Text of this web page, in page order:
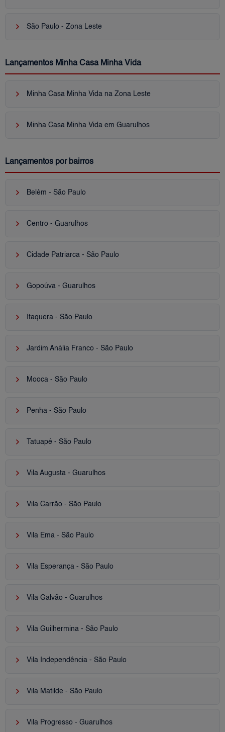
keyboard_arrow_right São Paulo - Zona Leste
Lançamentos Minha Casa Minha Vida
keyboard_arrow_right Minha Casa Minha Vida na Zona Leste
keyboard_arrow_right Minha Casa Minha Vida em Guarulhos
Lançamentos por bairros
keyboard_arrow_right Belém - São Paulo
keyboard_arrow_right Centro - Guarulhos
keyboard_arrow_right Cidade Patriarca - São Paulo
keyboard_arrow_right Gopoúva - Guarulhos
keyboard_arrow_right Itaquera - São Paulo
keyboard_arrow_right Jardim Anália Franco - São Paulo
keyboard_arrow_right Mooca - São Paulo
keyboard_arrow_right Penha - São Paulo
keyboard_arrow_right Tatuapé - São Paulo
keyboard_arrow_right Vila Augusta - Guarulhos
keyboard_arrow_right Vila Carrão - São Paulo
keyboard_arrow_right Vila Ema - São Paulo
keyboard_arrow_right Vila Esperança - São Paulo
keyboard_arrow_right Vila Galvão - Guarulhos
keyboard_arrow_right Vila Guilhermina - São Paulo
keyboard_arrow_right Vila Independência - São Paulo
keyboard_arrow_right Vila Matilde - São Paulo
keyboard_arrow_right Vila Progresso - Guarulhos